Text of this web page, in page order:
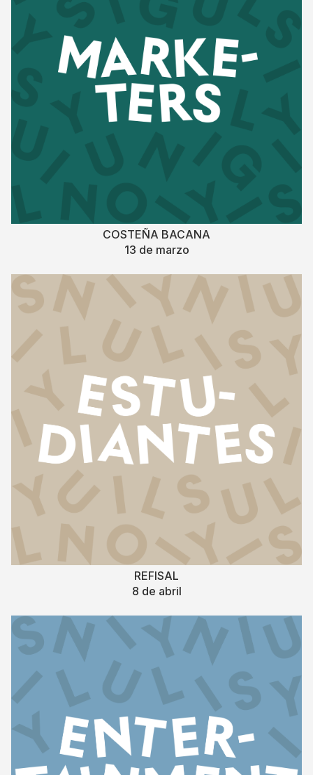
COSTEÑA BACANA
13 de marzo
REFISAL
8 de abril